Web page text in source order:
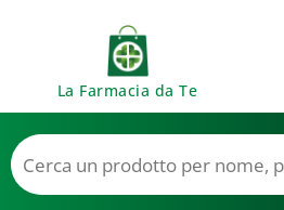
La Farmacia da Te